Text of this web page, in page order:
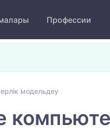
Профессии
модельдеу